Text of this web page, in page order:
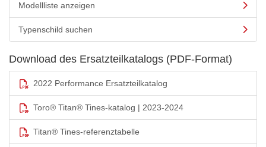
Modellliste anzeigen
Typenschild suchen
Download des Ersatzteilkatalogs (PDF-Format)
2022 Performance Ersatzteilkatalog
Toro® Titan® Tines-katalog | 2023-2024
Titan® Tines-referenztabelle